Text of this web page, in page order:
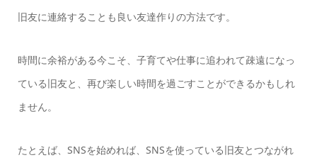
旧友に連絡することも良い友達作りの方法です。
時間に余裕がある今こそ、子育てや仕事に追われて疎遠になっ
ている旧友と、再び楽しい時間を過ごすことができるかもしれ
ません。
たとえば、SNSを始めれば、SNSを使っている旧友とつながれ